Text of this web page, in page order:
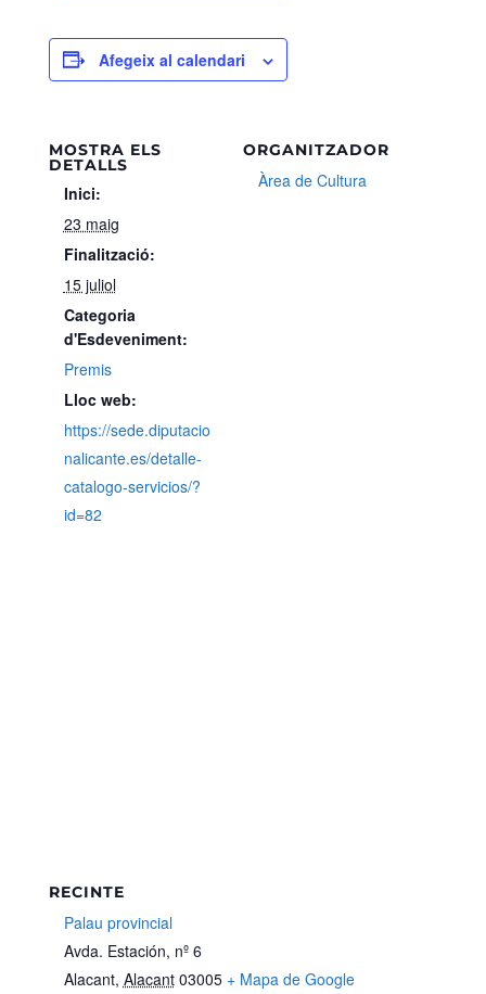
Afegeix al calendari
MOSTRA ELS
DETALLS
Inici:
23 maig
Finalització:
15 juliol
Categoria
d'Esdeveniment:
Premis
Lloc web:
https://sede.diputacio
nalicante.es/detalle-
catalogo-servicios/?
id=82
ORGANITZADOR
Àrea de Cultura
RECINTE
Palau provincial
Avda. Estación, nº 6
Alacant, Alacant 03005 + Mapa de Google